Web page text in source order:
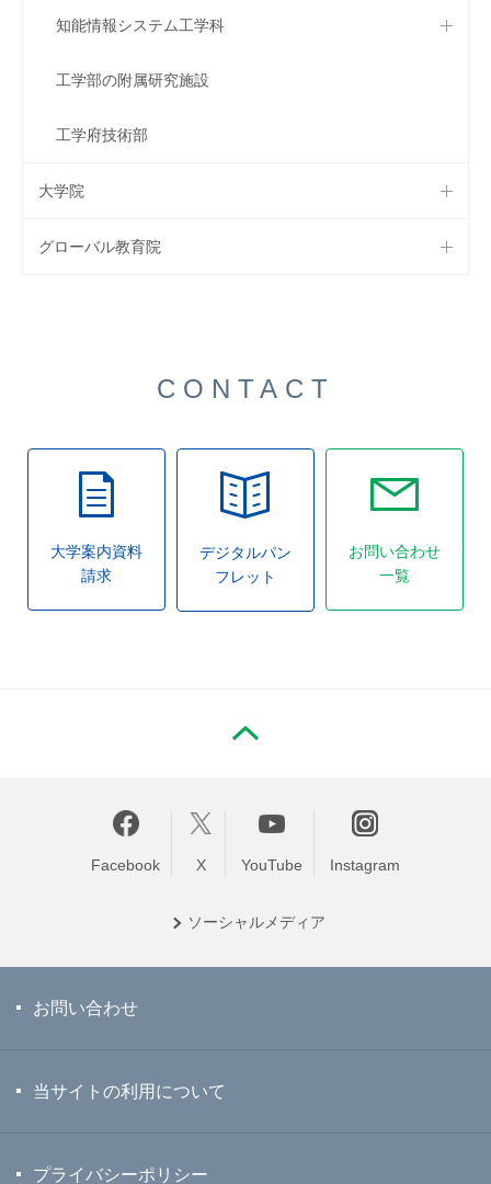
知能情報システム工学科
工学部の附属研究施設
工学府技術部
大学院
グローバル教育院
CONTACT
大学案内資料
請求
デジタルパン
フレット
お問い合わせ
一覧
Facebook X YouTube Instagram
ソーシャル メディア
お問い合わせ
当サイトの利用について
プライバシーポリシー